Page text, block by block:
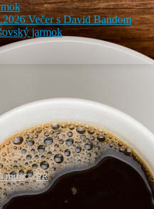
Večer s David Bandom
jarmok
mne PR